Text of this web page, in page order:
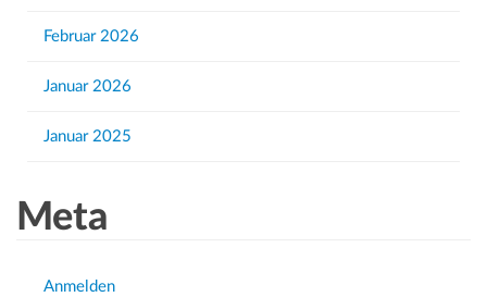
Februar 2026
Januar 2026
Januar 2025
Meta
Anmelden